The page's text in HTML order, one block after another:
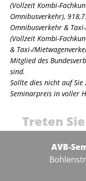
(Vollzeit Kombi-
Omnibusverkehr),
Omnibusverkehr &
(Vollzeit Kombi-
& Taxi-/
Mitglied des
sind.
Sollte dies nicht auf
Seminarpreis in voller
Treten
AVB-